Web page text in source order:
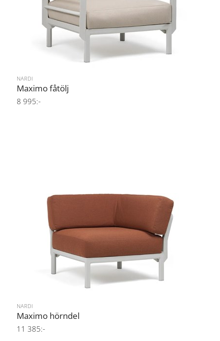
NARDI
Maximo fåtölj
8 995:-
NARDI
Maximo hörndel
11 385:-